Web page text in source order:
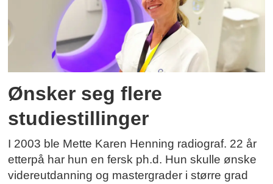
Ønsker seg flere
studiestillinger
I 2003 ble Mette Karen Henning radiograf. 22 år
etterpå har hun en fersk ph.d. Hun skulle ønske
videreutdanning og mastergrader i større grad